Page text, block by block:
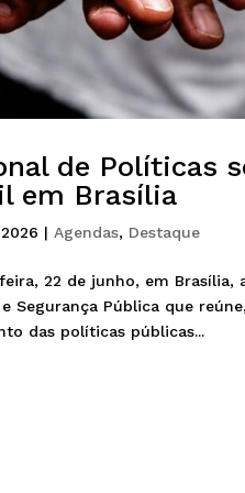
de Políticas
em Brasília
| Agendas, Destaque
22 de junho, em
Segurança Pública que
das políticas públicas...